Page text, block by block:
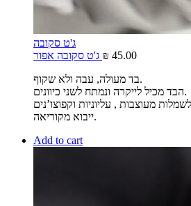
ג'ט סקובה
₪ 45.00
בד מעולה, עבה ולא שקוף.
הבד מכיל לייקרה ונמתח לשני כיוונים.
ייבוא מקוריאה.
Add to cart